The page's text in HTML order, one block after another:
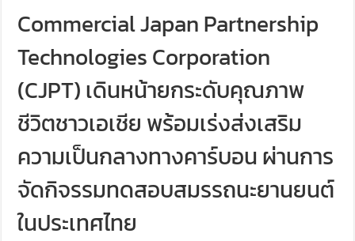
Commercial Japan Partnership
Technologies Corporation
(CJPT) เดินหน้ายกระดับคุณภาพ
ชีวิตชาวเอเชีย พร้อมเร่งส่งเสริม
ความเป็นกลางทางคาร์บอน ผ่านการ
จัดกิจรรมทดสอบสมรรถนะยานยนต์
ในประเทศไทย